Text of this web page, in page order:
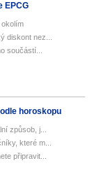
EPCG
okolím
diskont nez...
součástí...
horoskopu
způsob, j...
které m...
připravit...